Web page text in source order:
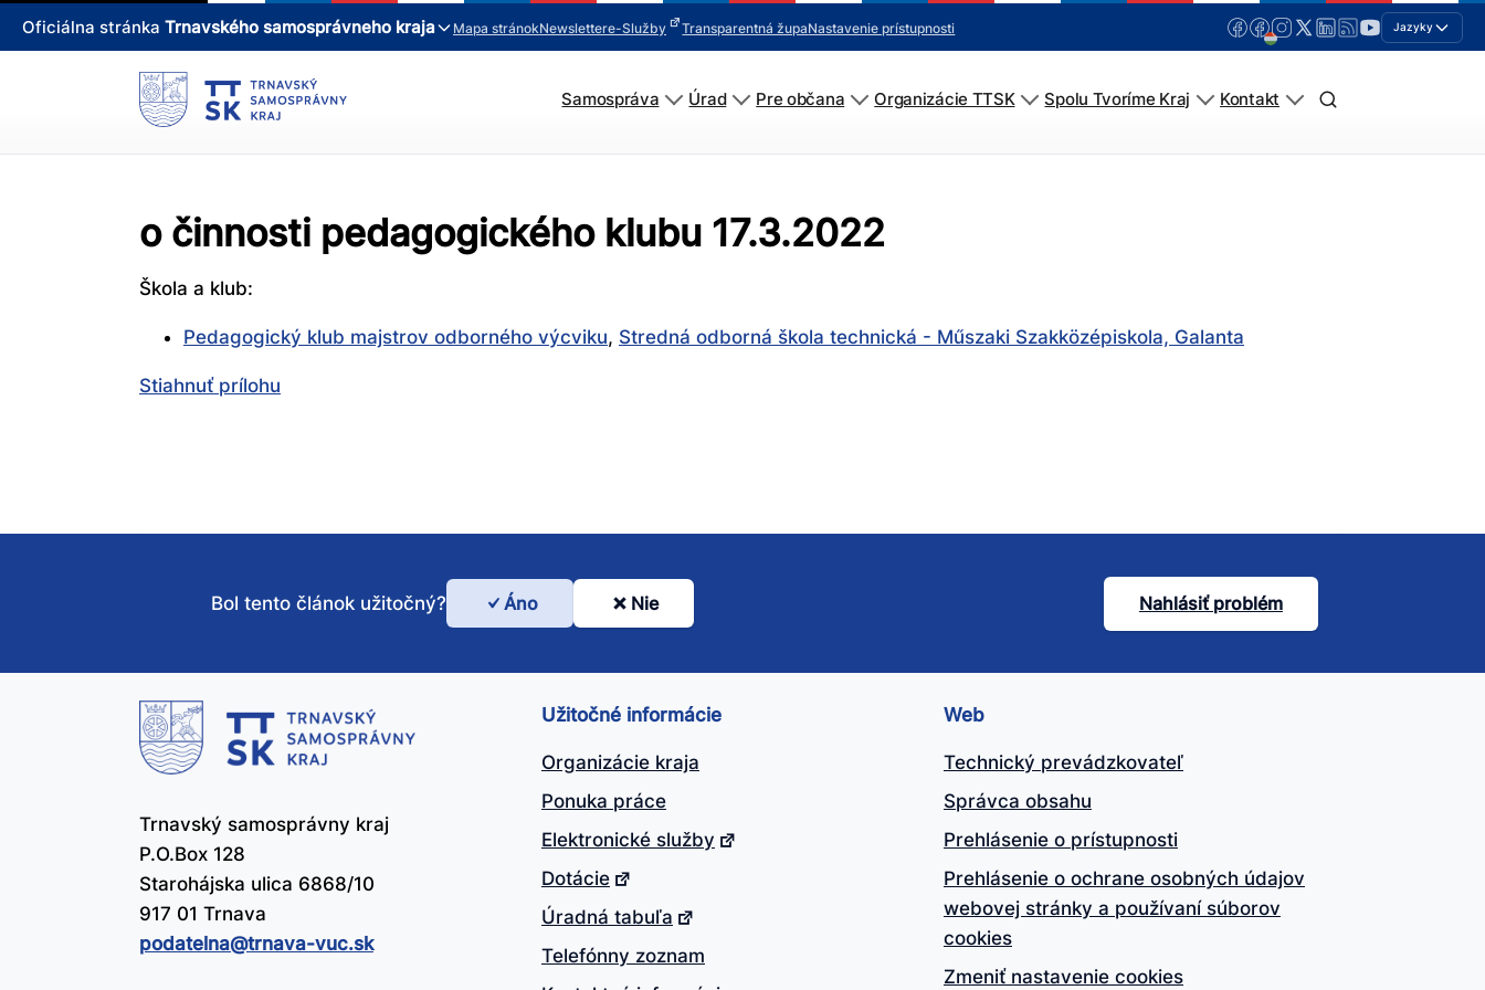
Oficiálna stránka Trnavského samosprávneho kraja Mapa stránokNewslettere-Služby Transparentná župaNastavenie prístupnosti Jazyky
Samospráva Úrad Pre občana Organizácie TTSK Spolu Tvoríme Kraj Kontakt
o činnosti pedagogického klubu 17.3.2022
Škola a klub:
Pedagogický klub majstrov odborného výcviku, Stredná odborná škola technická - Műszaki Szakközépiskola, Galanta
Stiahnuť prílohu
Bol
tento
článok
užitočný?
Bol tento článok užitočný? Áno Nie Nahlásiť problém
Trnavský samosprávny kraj
P.O.Box 128
Starohájska ulica 6868/10
917 01 Trnava
podatelna@​trnava-vuc.sk
Užitočné informácie
Organizácie kraja
Ponuka práce
Elektronické služby
Dotácie
Úradná tabuľa
Telefónny zoznam
Web
Technický prevádzkovateľ
Správca obsahu
Prehlásenie o prístupnosti
Prehlásenie o ochrane osobných údajov
webovej stránky a používaní súborov
cookies
Zmeniť nastavenie cookies